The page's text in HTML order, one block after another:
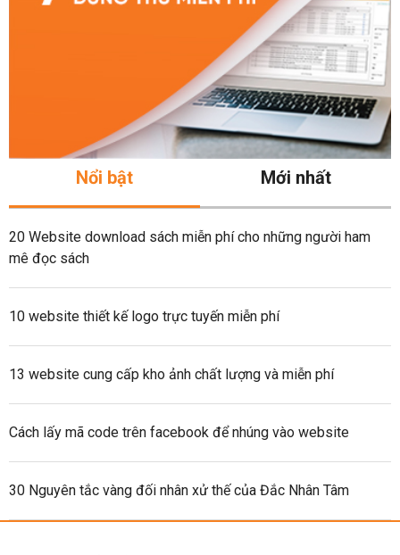
Nổi bật Mới nhất
20 Website download sách miễn phí cho những người ham
mê đọc sách
10 website thiết kế logo trực tuyến miễn phí
13 website cung cấp kho ảnh chất lượng và miễn phí
Cách lấy mã code trên facebook để nhúng vào website
30 Nguyên tắc vàng đối nhân xử thế của Đắc Nhân Tâm